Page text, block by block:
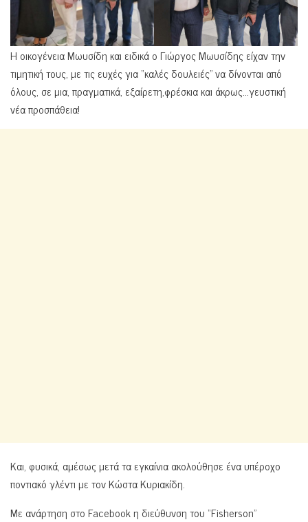
Η οικογένεια Μωυσίδη και ειδικά ο Γιώργος Μωυσίδης είχαν την
τιμητική τους, με τις ευχές για “καλές δουλειές” να δίνονται από
όλους, σε μια, πραγματικά, εξαίρετη,φρέσκια και άκρως…γευστική
νέα προσπάθεια!
Και, φυσικά, αμέσως μετά τα εγκαίνια ακολούθησε ένα υπέροχο
ποντιακό γλέντι με τον Κώστα Κυριακίδη.
Mε ανάρτηση στο Facebook η διεύθυνση του “Fisherson”